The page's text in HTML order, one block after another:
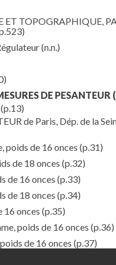
ET TOPOGRAPHIQUE,
(n.n.)
DE PESANTEUR
(p.13)
de Paris, Dép. de la
poids de 16 onces (p.31)
de 18 onces (p.32)
de 16 onces (p.33)
de 18 onces (p.34)
16 onces (p.35)
poids de 16 onces (p.36)
de 16 onces (p.37)